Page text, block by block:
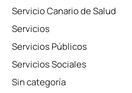
Servicio Canario de Salud
Servicios
Servicios Públicos
Servicios Sociales
Sin categoría